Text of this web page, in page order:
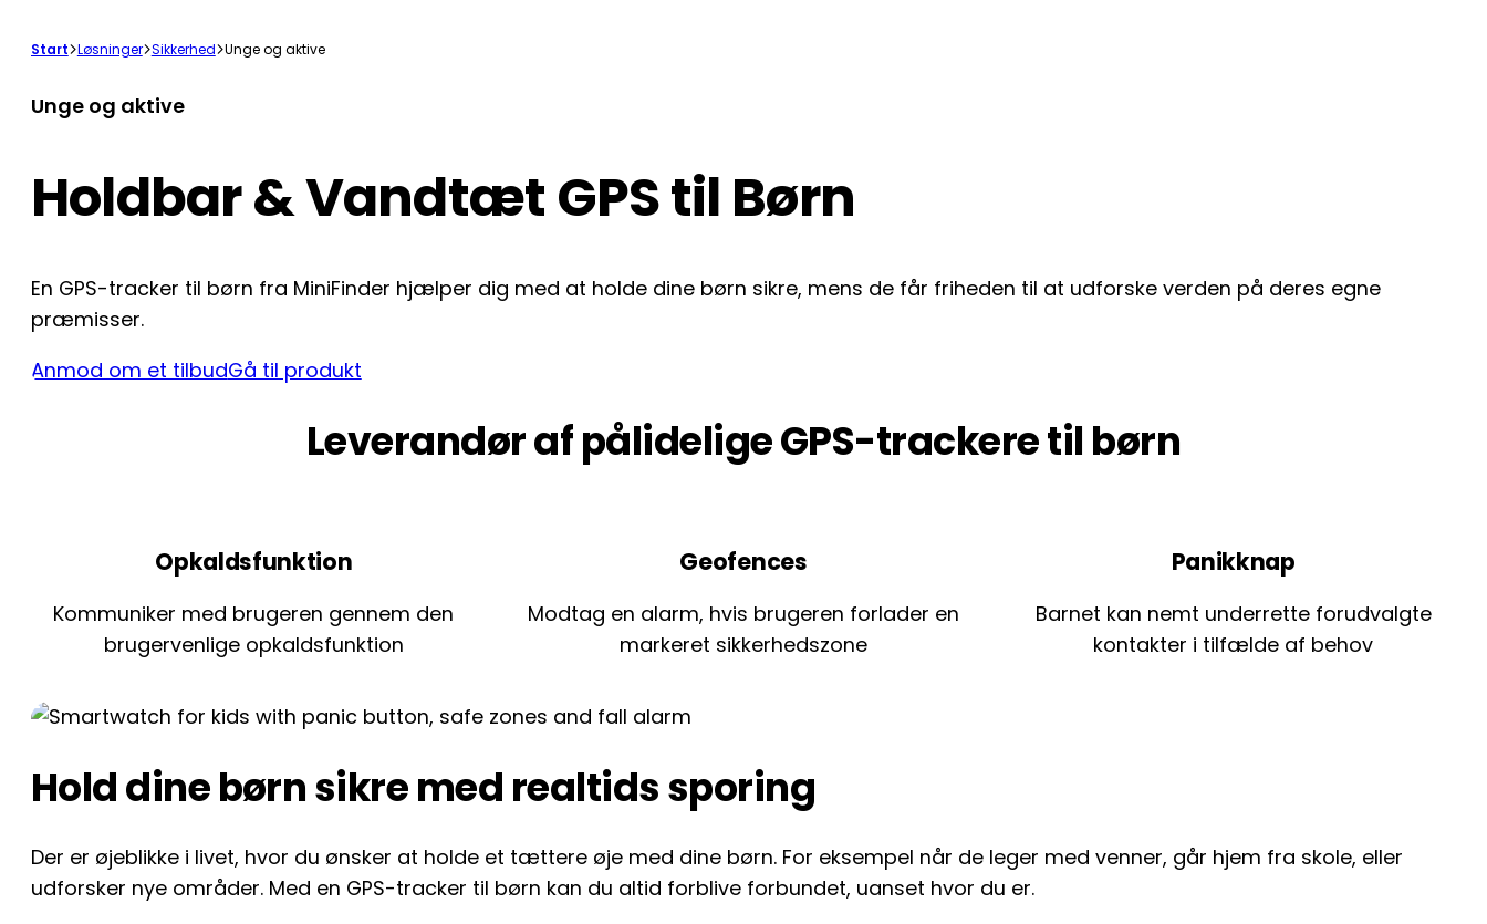
Start Løsninger Sikkerhed Unge og aktive
Unge og aktive
Holdbar & Vandtæt GPS til Børn
En GPS-tracker til børn fra MiniFinder hjælper dig med at holde dine børn sikre, mens de får friheden til at udforske verden på deres egne
præmisser.
Anmod om et tilbudGå til produkt
Leverandør af pålidelige GPS-trackere til børn
Opkaldsfunktion
Kommuniker med brugeren gennem den
brugervenlige opkaldsfunktion
Geofences
Modtag en alarm, hvis brugeren forlader en
markeret sikkerhedszone
Panikknap
Barnet kan nemt underrette forudvalgte
kontakter i tilfælde af behov
Hold dine børn sikre med realtids sporing
Der er øjeblikke i livet, hvor du ønsker at holde et tættere øje med dine børn. For eksempel når de leger med venner, går hjem fra skole, eller
udforsker nye områder. Med en GPS-tracker til børn kan du altid forblive forbundet, uanset hvor du er.